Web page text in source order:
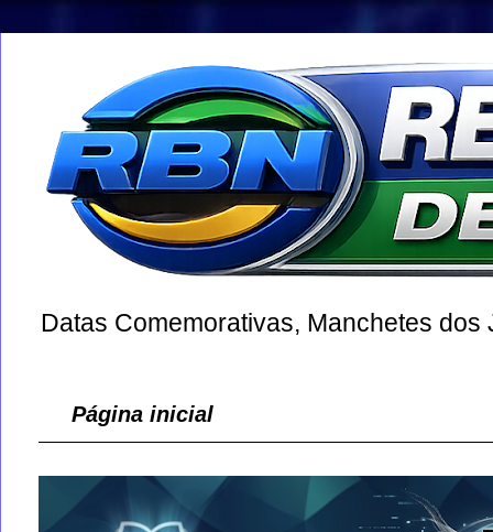
Datas Comemorativas, Manchetes
Página inicial